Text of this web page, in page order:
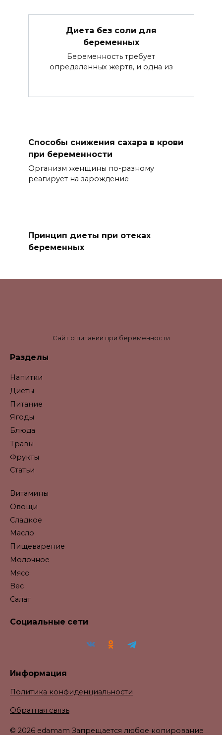
Диета без соли для
беременных
Беременность требует
определенных жертв, и одна из
Способы снижения сахара в крови
при беременности
Организм женщины по-разному
реагирует на зарождение
Принцип диеты при отеках
беременных
Сайт о питании при беременности
Разделы
Напитки
Диеты
Питание
Ягоды
Блюда
Травы
Фрукты
Статьи
Витамины
Овощи
Сладкое
Масло
Пищеварение
Молочное
Мясо
Вес
Салат
Социальные сети
Информация
Политика конфиденциальности
Обратная связь
© 2026 edamam Запрещается любое копирование